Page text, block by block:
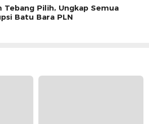
Tebang Pilih, Ungkap Semua
Batu Bara PLN